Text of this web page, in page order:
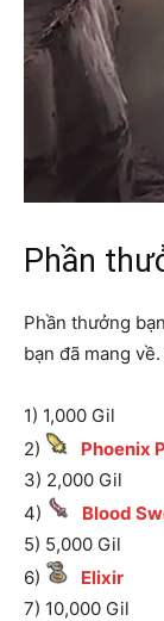
Phần
Phần thưởng
bạn đã mang
1) 1,000 Gil
2)
Phoenix
3) 2,000 Gil
4)
Blood
5) 5,000 Gil
6)
Elixir
7) 10,000 Gil